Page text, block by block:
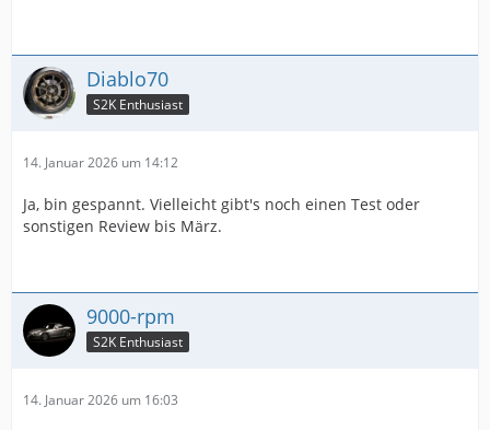
Diablo70
S2K Enthusiast
14. Januar 2026 um 14:12
Ja, bin gespannt. Vielleicht gibt's noch einen Test oder
sonstigen Review bis März.
9000-rpm
S2K Enthusiast
14. Januar 2026 um 16:03